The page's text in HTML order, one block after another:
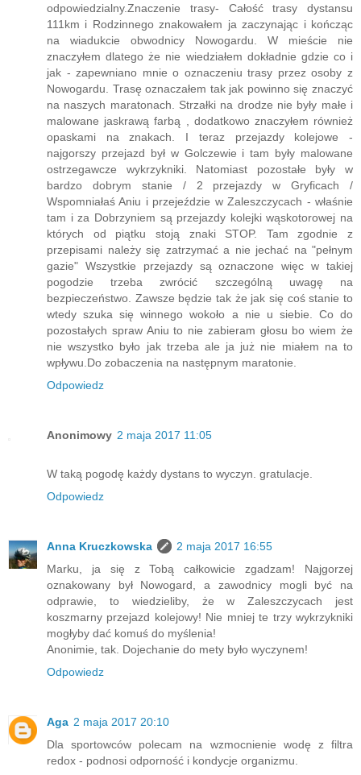
odpowiedzialny.Znaczenie trasy- Całość trasy dystansu
111km i Rodzinnego znakowałem ja zaczynając i kończąc
na wiadukcie obwodnicy Nowogardu. W mieście nie
znaczyłem dlatego że nie wiedziałem dokładnie gdzie co i
jak - zapewniano mnie o oznaczeniu trasy przez osoby z
Nowogardu. Trasę oznaczałem tak jak powinno się znaczyć
na naszych maratonach. Strzałki na drodze nie były małe i
malowane jaskrawą farbą , dodatkowo znaczyłem również
opaskami na znakach. I teraz przejazdy kolejowe -
najgorszy przejazd był w Golczewie i tam były malowane
ostrzegawcze wykrzykniki. Natomiast pozostałe były w
bardzo dobrym stanie / 2 przejazdy w Gryficach /
Wspomniałaś Aniu i przejeździe w Zaleszczycach - właśnie
tam i za Dobrzyniem są przejazdy kolejki wąskotorowej na
których od piątku stoją znaki STOP. Tam zgodnie z
przepisami należy się zatrzymać a nie jechać na "pełnym
gazie" Wszystkie przejazdy są oznaczone więc w takiej
pogodzie trzeba zwrócić szczególną uwagę na
bezpieczeństwo. Zawsze będzie tak że jak się coś stanie to
wtedy szuka się winnego wokoło a nie u siebie. Co do
pozostałych spraw Aniu to nie zabieram głosu bo wiem że
nie wszystko było jak trzeba ale ja już nie miałem na to
wpływu.Do zobaczenia na następnym maratonie.
Odpowiedz
Anonimowy 2 maja 2017 11:05
W taką pogodę każdy dystans to wyczyn. gratulacje.
Odpowiedz
Anna Kruczkowska
2 maja 2017 16:55
Marku, ja się z Tobą całkowicie zgadzam! Najgorzej
oznakowany był Nowogard, a zawodnicy mogli być na
odprawie, to wiedzieliby, że w Zaleszczycach jest
koszmarny przejazd kolejowy! Nie mniej te trzy wykrzykniki
mogłyby dać komuś do myślenia!
Anonimie, tak. Dojechanie do mety było wyczynem!
Odpowiedz
Aga 2 maja 2017 20:10
Dla sportowców polecam na wzmocnienie wodę z filtra
redox - podnosi odporność i kondycje organizmu.